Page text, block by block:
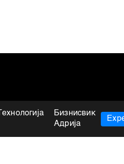
Технологија
Бизнисвик
Адрија